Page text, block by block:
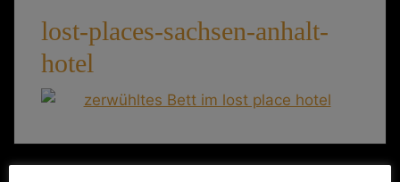
lost-places-sachsen-anhalt-
hotel
Beitragsnavigation